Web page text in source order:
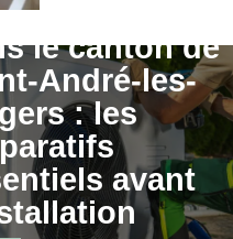
à chaleur
le canton de
André-les-
: les
avant